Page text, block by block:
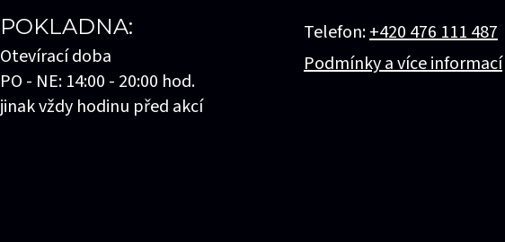
POKLADNA:
Otevírací doba
PO - NE: 14:00 - 20:00 hod.
jinak vždy hodinu před akcí
Telefon:+420 476 111 487
Podmínky a více informací